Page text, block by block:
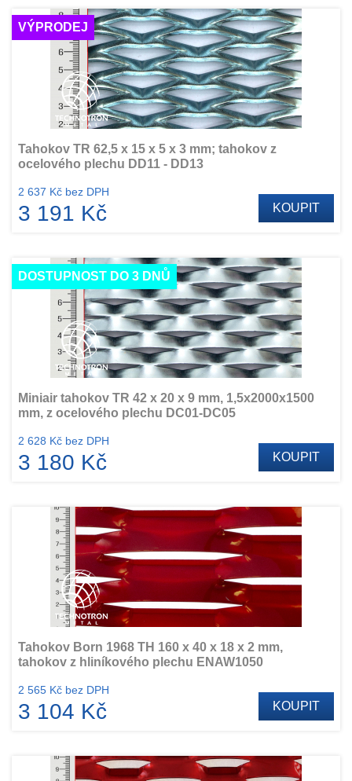
VÝPRODEJ
Tahokov TR 62,5 x 15 x 5 x 3 mm; tahokov z
ocelového plechu DD11 - DD13
2 637 Kč bez DPH
3 191 Kč KOUPIT
DOSTUPNOST DO 3 DNŮ
Miniair tahokov TR 42 x 20 x 9 mm, 1,5x2000x1500
mm, z ocelového plechu DC01-DC05
2 628 Kč bez DPH
3 180 Kč KOUPIT
Tahokov Born 1968 TH 160 x 40 x 18 x 2 mm,
tahokov z hliníkového plechu ENAW1050
2 565 Kč bez DPH
3 104 Kč KOUPIT